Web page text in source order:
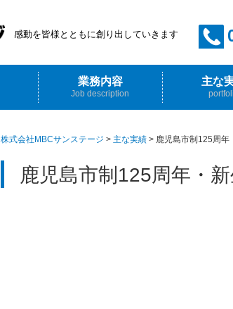
感動を皆様とともに創り出していきます
業務内容
Job description
主な
株式会社MBCサンステージ > 主な実績> 鹿児島市制125周
鹿児島市制125周年・